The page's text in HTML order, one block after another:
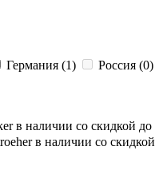
Германия (1) Россия (0)
в наличии со скидкой до
в наличии со скидкой